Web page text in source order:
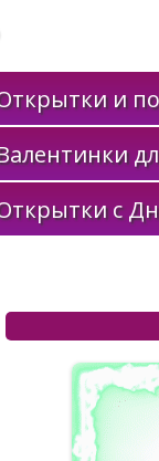
Открытки в
и
с